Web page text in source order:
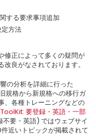
する要求事項追加
方法
修正によって多くの疑問が
良がなされております。
の分析を詳細に行った
格から新規格への移行ガ
、各種トレーニングなどの
ToolKit: 要登録・英語・一部
不要・英語) ではウェブサイ
近いトピックが掲載されて